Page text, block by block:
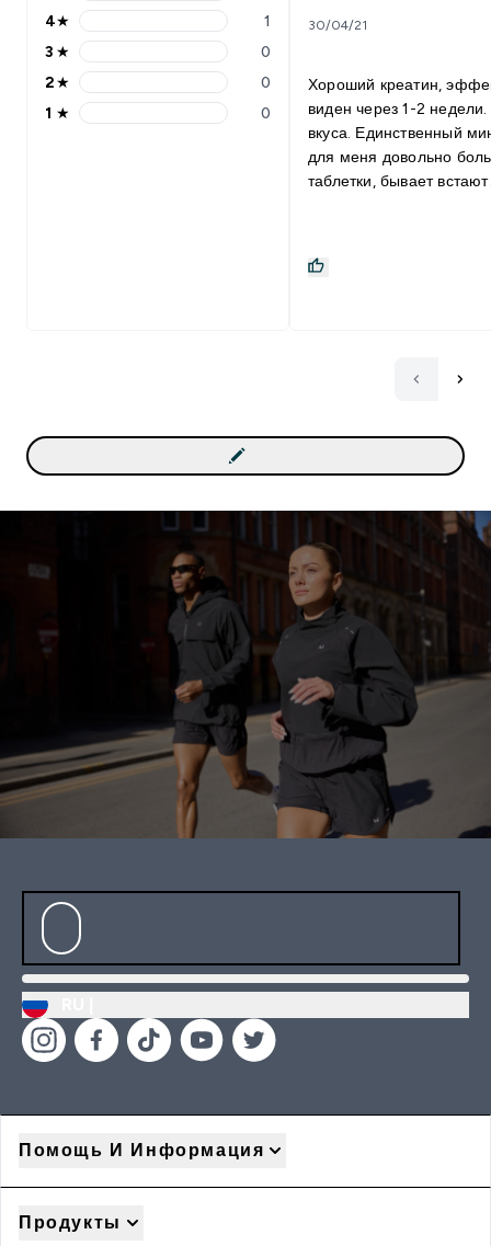
4★
1
3 ★
0
2★
0
1 ★ 0
30/04/21
Хороший креатин,
виден через 1-2 недели.
вкуса. Единственный
для меня довольно
таблетки, бывает встают
раз закажу в виде
отлично сочетается с: Водой,
Помощь И Информация
Продукты